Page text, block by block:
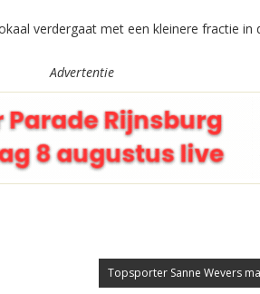
verdergaat met een kleinere fractie in
Advertentie
Topsporter Sanne Wevers